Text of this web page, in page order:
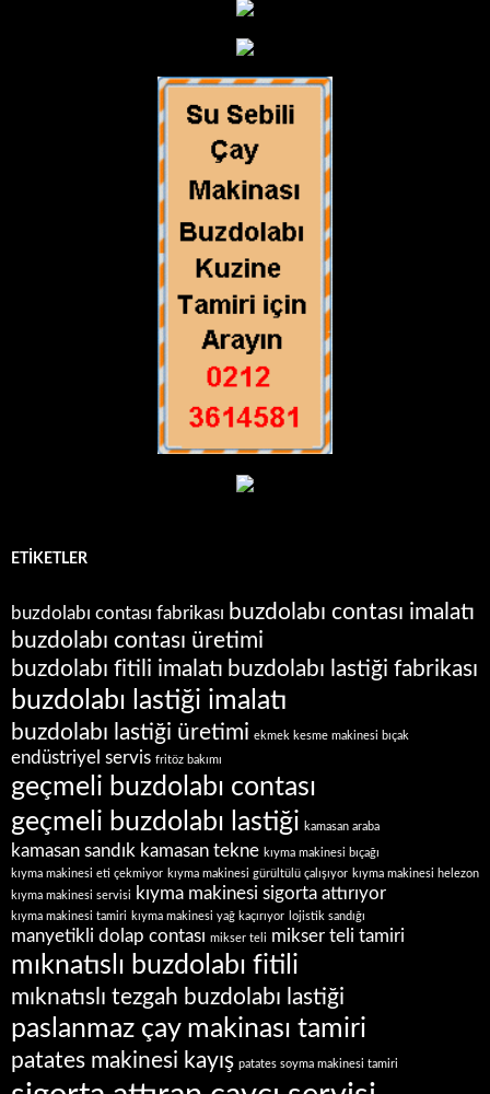
ETIKETLER
buzdolabı contası fabrikası buzdolabı contası imalatı
buzdolabı contası üretimi
buzdolabı fitili imalatı buzdolabı lastiği fabrikası
buzdolabı lastiği imalatı
buzdolabı lastiği üretimi ekmek kesme makinesi bıçak
endüstriyel servis fritöz bakımı
geçmeli buzdolabı contası
geçmeli buzdolabı lastiği kamasan araba
kamasan sandık kamasan tekne kıyma makinesi bıçağı
kıyma makinesi eti çekmiyor kıyma makinesi gürültülü çalışıyor kıyma makinesi helezon
kıyma makinesi servisi
kıyma makinesi sigorta attırıyor
kıyma makinesi tamiri kıyma makinesi yağ kaçırıyor lojistik sandığı
manyetikli dolap contası mikser teli mikser teli tamiri
mıknatıslı buzdolabı fitili
mıknatıslı tezgah buzdolabı lastiği
paslanmaz çay makinası tamiri
patates makinesi kayış patates soyma makinesi tamiri